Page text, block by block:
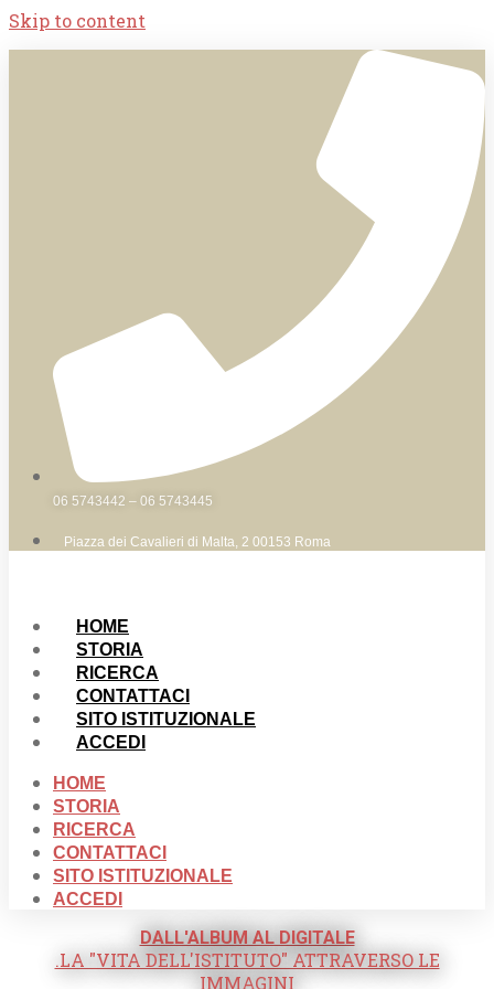
Skip to content
06 5743442 – 06 5743445
Piazza dei Cavalieri di Malta, 2 00153 Roma
HOME
STORIA
RICERCA
CONTATTACI
SITO ISTITUZIONALE
ACCEDI
HOME
STORIA
RICERCA
CONTATTACI
SITO ISTITUZIONALE
ACCEDI
DALL'ALBUM AL DIGITALE
.LA "VITA DELL'ISTITUTO" ATTRAVERSO LE
IMMAGINI